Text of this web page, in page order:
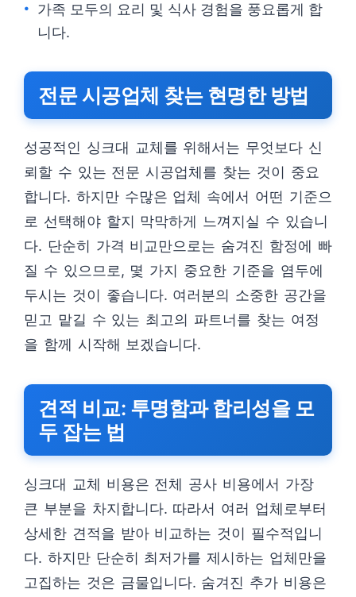
가족 모두의 요리 및 식사 경험을 풍요롭게 합
니다.
전문 시공업체 찾는 현명한 방법
성공적인 싱크대 교체를 위해서는 무엇보다 신
뢰할 수 있는 전문 시공업체를 찾는 것이 중요
합니다. 하지만 수많은 업체 속에서 어떤 기준으
로 선택해야 할지 막막하게 느껴지실 수 있습니
다. 단순히 가격 비교만으로는 숨겨진 함정에 빠
질 수 있으므로, 몇 가지 중요한 기준을 염두에
두시는 것이 좋습니다. 여러분의 소중한 공간을
믿고 맡길 수 있는 최고의 파트너를 찾는 여정
을 함께 시작해 보겠습니다.
견적 비교: 투명함과 합리성을 모
두 잡는 법
싱크대 교체 비용은 전체 공사 비용에서 가장
큰 부분을 차지합니다. 따라서 여러 업체로부터
상세한 견적을 받아 비교하는 것이 필수적입니
다. 하지만 단순히 최저가를 제시하는 업체만을
고집하는 것은 금물입니다. 숨겨진 추가 비용은